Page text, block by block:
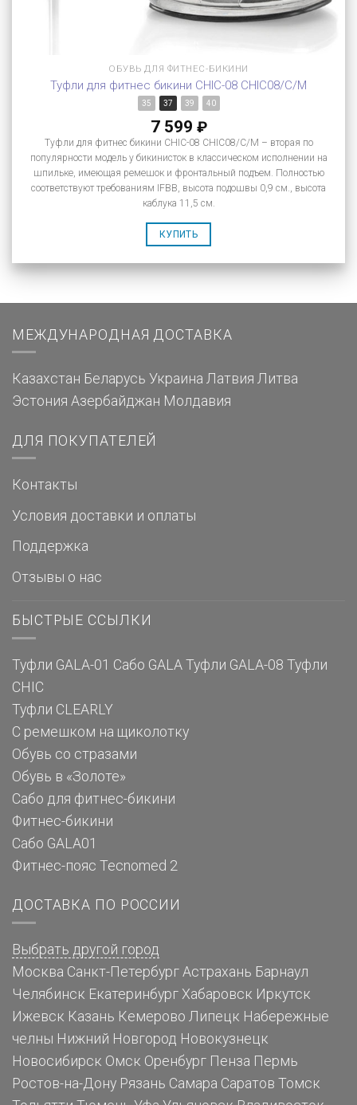
ОБУВЬ ДЛЯ ФИТНЕС-БИКИНИ
Туфли для фитнес бикини CHIC-08 CHIC08/C/M
35 37 39 40
7 599 ₽
Туфли для фитнес бикини CHIC-08 CHIC08/C/M – вторая по
популярности модель у бикинисток в классическом исполнении на
шпильке, имеющая ремешок и фронтальный подъем. Полностью
соответствуют требованиям IFBB, высота подошвы 0,9 см., высота
каблука 11,5 см.
КУПИТЬ
МЕЖДУНАРОДНАЯ ДОСТАВКА
Казахстан Беларусь Украина Латвия Литва
Эстония Азербайджан Молдавия
ДЛЯ ПОКУПАТЕЛЕЙ
Контакты
Условия доставки и оплаты
Поддержка
Отзывы о нас
БЫСТРЫЕ ССЫЛКИ
Туфли GALA-01 Сабо GALA Туфли GALA-08 Туфли
CHIC
Туфли CLEARLY
С ремешком на щиколотку
Обувь со стразами
Обувь в «Золоте»
Сабо для фитнес-бикини
Фитнес-бикини
Сабо GALA01
Фитнес-пояс Tecnomed 2
ДОСТАВКА ПО РОССИИ
Выбрать другой город
Москва Санкт-Петербург Астрахань Барнаул
Челябинск Екатеринбург Хабаровск Иркутск
Ижевск Казань Кемерово Липецк Набережные
челны Нижний Новгород Новокузнецк
Новосибирск Омск Оренбург Пенза Пермь
Ростов-на-Дону Рязань Самара Саратов Томск